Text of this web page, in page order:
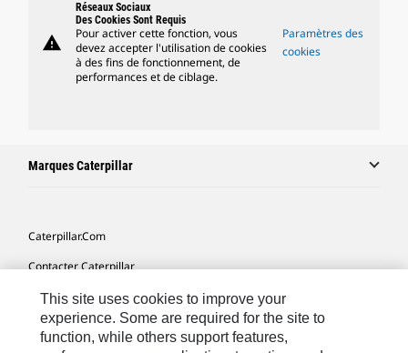
warning
Réseaux Sociaux
Des Cookies Sont Requis
Pour activer cette fonction, vous
devez accepter l'utilisation de cookies
à des fins de fonctionnement, de
performances et de ciblage.
Paramètres des
cookies
Marques Caterpillar
Caterpillar.com
Contacter Caterpillar
Mes Préférences Marketing
Plan Du Site
This site uses cookies to improve your
experience. Some are required for the site to
function, while others support features,